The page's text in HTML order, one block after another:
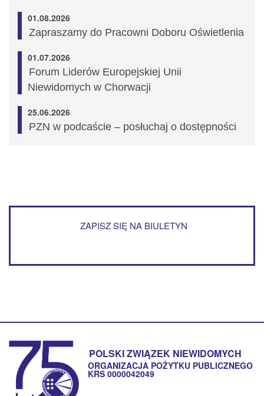
01.08.2026
Zapraszamy do Pracowni Doboru Oświetlenia
01.07.2026
Forum Liderów Europejskiej Unii
Niewidomych w Chorwacji
25.06.2026
PZN w podcaście – posłuchaj o dostępności
ZAPISZ SIĘ NA BIULETYN
POLSKI ZWIĄZEK NIEWIDOMYCH
ORGANIZACJA POŻYTKU PUBLICZNEGO
KRS 0000042049